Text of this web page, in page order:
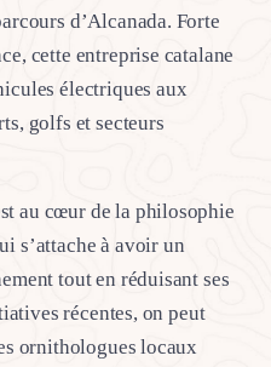
d’Alcanada. Forte
cette entreprise catalane
électriques aux
golfs et secteurs
au cœur de la philosophie
s’attache à avoir un
tout en réduisant ses
récentes, on peut
ornithologues locaux